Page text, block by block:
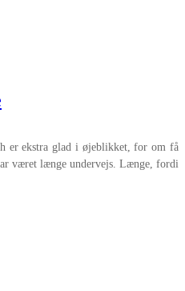
er ekstra glad i øjeblikket, for om få
været længe undervejs. Længe, fordi